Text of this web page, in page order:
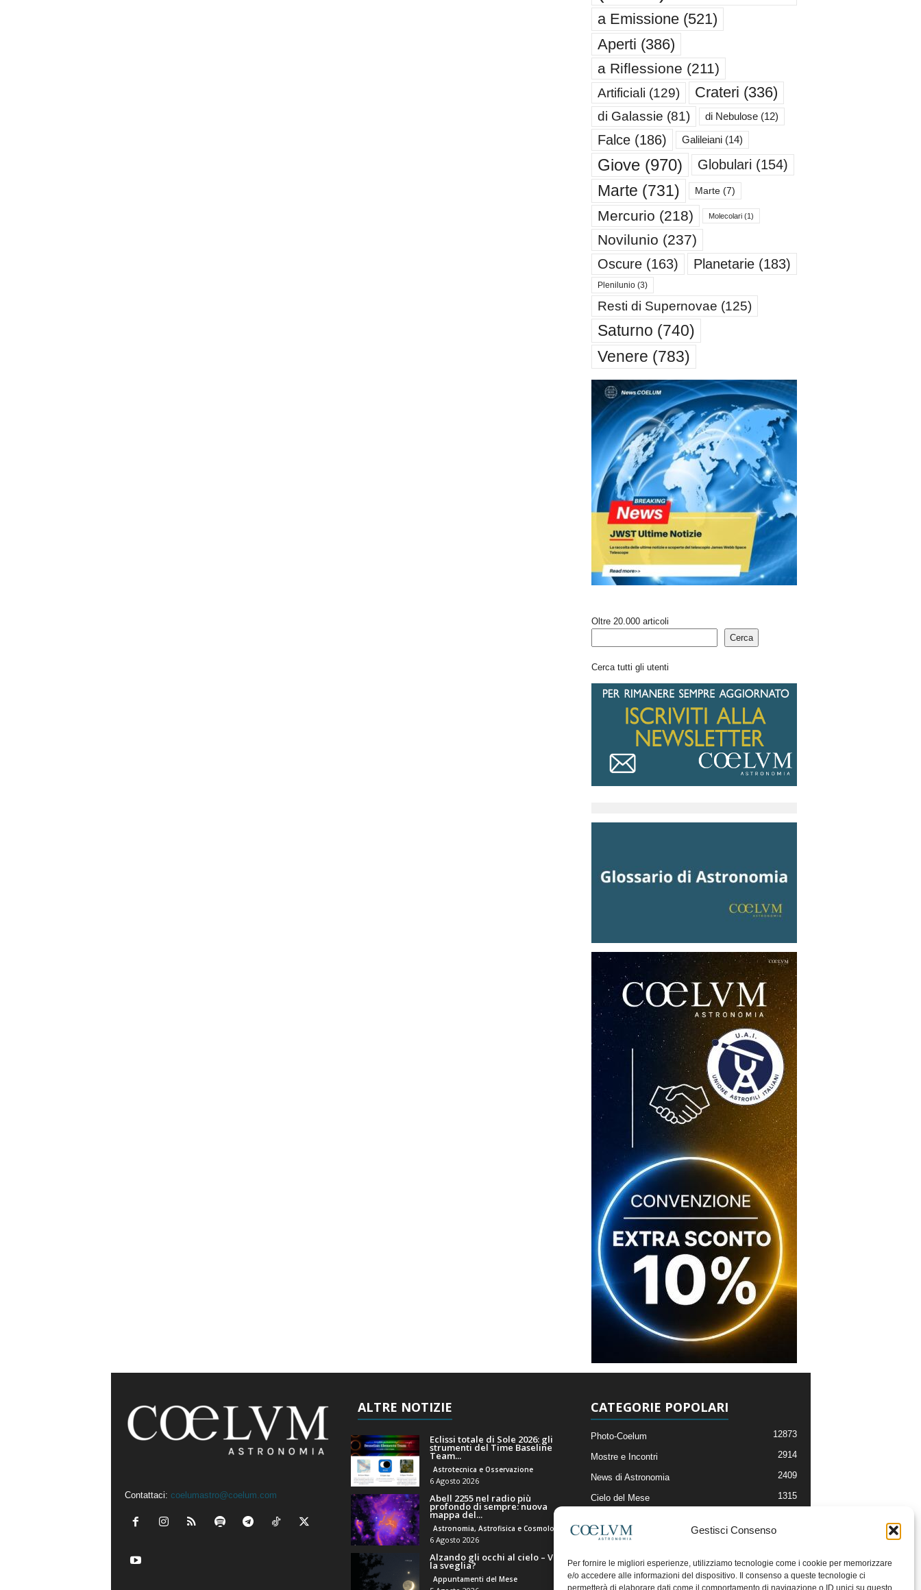
Gestisci Consenso
Per fornire le migliori esperienze, utilizziamo tecnologie come i cookie per memorizzare
e/o accedere alle informazioni del dispositivo. Il consenso a queste tecnologie ci
permetterà di elaborare dati come il comportamento di navigazione o ID unici su questo
a Emissione(521)
Aperti (386)
a Riflessione (211)
Artificiali (129) Crateri (336)
di Galassie (81) di Nebulose(12)
Falce(186) Galileiani(14)
Giove(970) Globulari (154)
Marte (731) Marte(7)
Mercurio (218) Molecolari(1)
Novilunio (237)
Oscure(163) Planetarie(183)
Plenilunio(3)
Resti di Supernovae (125)
Saturno (740)
Venere (783)
Oltre 20.000 articoli
Cerca
Cerca tutti gli utenti
Contattaci: coelumastro@coelum.com
ALTRE NOTIZIE
Eclissi totale di Sole 2026: gli
strumenti del Time Baseline
Team...
Astrotecnica e Osservazione
6 Agosto 2026
Abell 2255 nel radio più
profondo di sempre: nuova
mappa del...
Astronomia, Astrofisica e Cosmologia
6 Agosto 2026
Alzando gli occhi al cielo – Vale
la sveglia?
Appuntamenti del Mese
CATEGORIE POPOLARI
Photo-Coelum 12873
Mostre e Incontri 2914
News di Astronomia 2409
Cielo del Mese 1315
Articoli e Risorse On-Line
Il Blog della Redazione